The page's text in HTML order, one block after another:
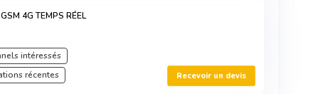
4G TEMPS RÉEL
intéressés
récentes Recevoir un devis